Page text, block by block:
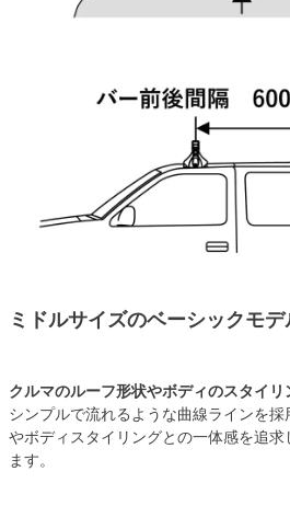
ミドルサイズのベーシックモデ
クルマのルーフ形状やボディのスタイ
シンプルで流れるような曲線ラインを
やボディスタイリングとの一体感を追
ます。